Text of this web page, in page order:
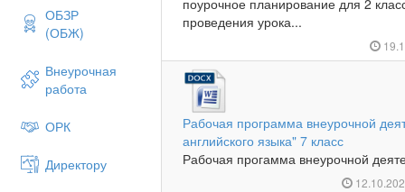
ОБЗР
(ОБЖ)
Внеурочная
работа
ОРК
Директору
поурочное планирование для 2
проведения урока...
Рабочая программа внеурочной
английского языка" 7 класс
Рабочая прогамма внеурочной